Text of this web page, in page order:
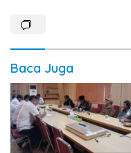
Baca Juga